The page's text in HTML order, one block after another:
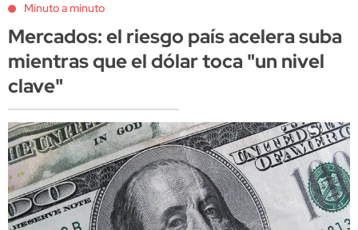
Minuto a minuto
Mercados: el riesgo país acelera suba
mientras que el dólar toca "un nivel
clave"